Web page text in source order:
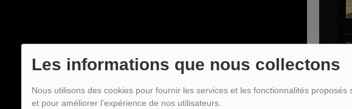
Les informations que nous collectons
Nous utilisons des cookies pour fournir les services et les fonctionnalités proposés
et pour améliorer l'expérience de nos utilisateurs.